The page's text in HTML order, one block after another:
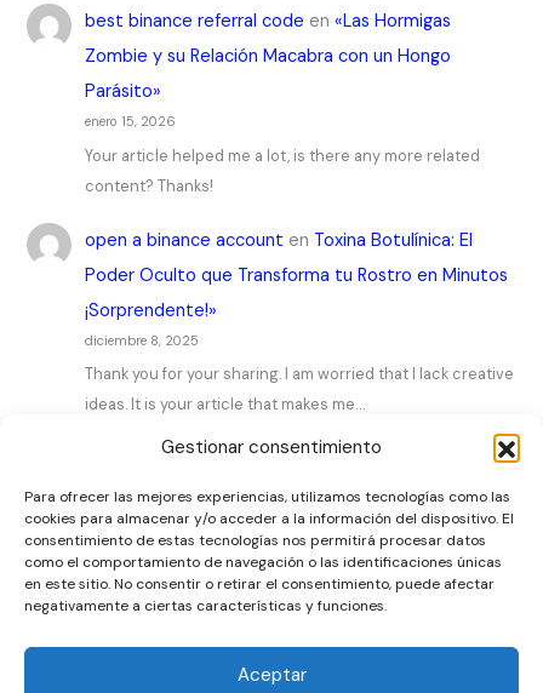
Gestionar consentimiento
Para ofrecer las mejores experiencias, utilizamos tecnologías como las
cookies para almacenar y/o acceder a la información del dispositivo. El
consentimiento de estas tecnologías nos permitirá procesar datos
como el comportamiento de navegación o las identificaciones únicas
en este sitio. No consentir o retirar el consentimiento, puede afectar
negativamente a ciertas características y funciones.
Aceptar
best binance referral code en «Las Hormigas
Zombie y su Relación Macabra con un Hongo
Parásito»
enero 15, 2026
Your article helped me a lot, is there any more related
content? Thanks!
open a binance account en Toxina Botulínica: El
Poder Oculto que Transforma tu Rostro en Minutos
¡Sorprendente!»
diciembre 8, 2025
Thank you for your sharing. I am worried that I lack creative
ideas. It is your article that makes me…
Artículos
Sobre nosotros